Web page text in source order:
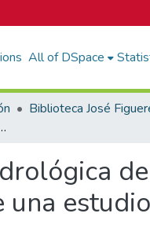
All of DSpace
integral de riesgo de la Comisión Nacional de Emergencias
una